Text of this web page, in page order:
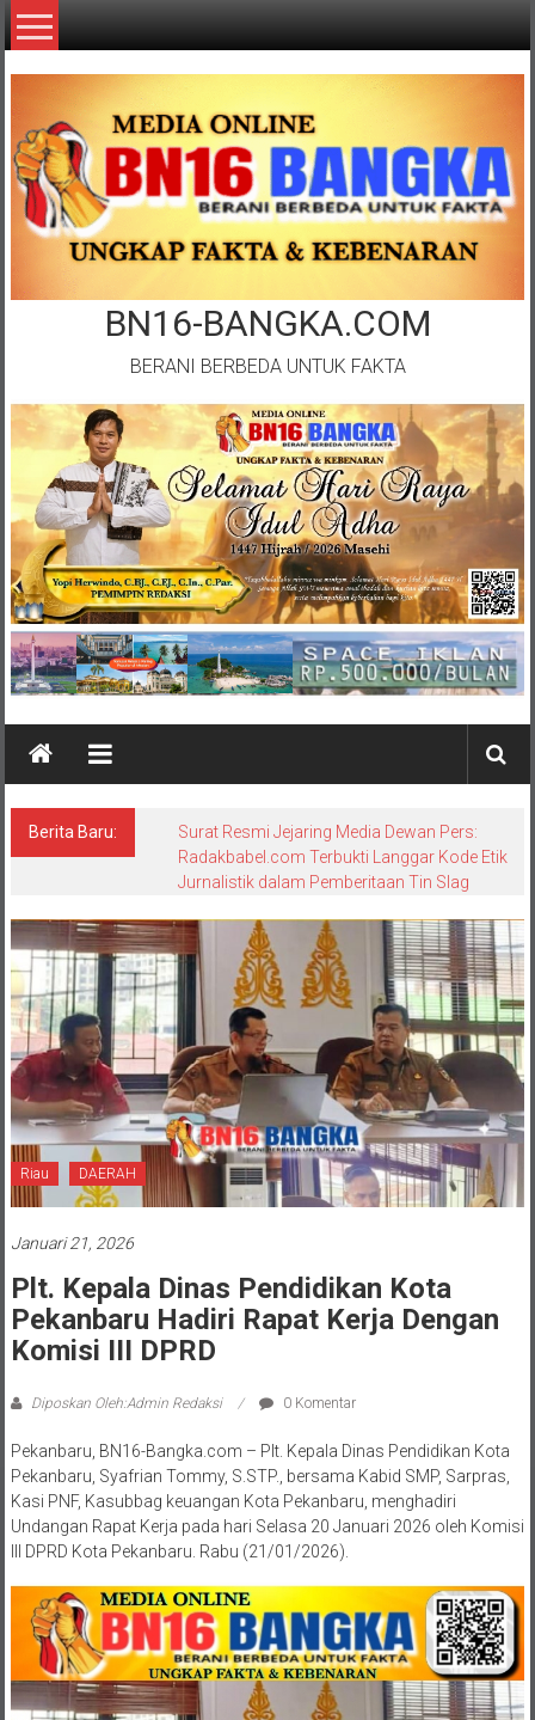
Lompat
ke
BN16-BANGKA.COM
BERANI BERBEDA UNTUK FAKTA
Berita Baru:
Surat Resmi Jejaring Media Dewan Pers:
Radakbabel.com Terbukti Langgar Kode Etik
Jurnalistik dalam Pemberitaan Tin Slag
Riau DAERAH
Januari 21, 2026
Plt. Kepala Dinas Pendidikan Kota
Pekanbaru Hadiri Rapat Kerja Dengan
Komisi III DPRD
Diposkan Oleh:Admin Redaksi 0 Komentar
Pekanbaru, BN16-Bangka.com – Plt. Kepala Dinas Pendidikan Kota
Pekanbaru, Syafrian Tommy, S.STP., bersama Kabid SMP, Sarpras,
Kasi PNF, Kasubbag keuangan Kota Pekanbaru, menghadiri
Undangan Rapat Kerja pada hari Selasa 20 Januari 2026 oleh Komisi
III DPRD Kota Pekanbaru. Rabu (21/01/2026).